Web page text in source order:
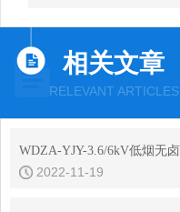
相关文章
RELEVANT ARTICLES
2022-11-19